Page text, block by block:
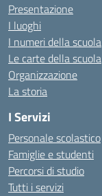
Presentazione
I luoghi
I numeri della scuola
Le carte della scuola
Organizzazione
La storia
I Servizi
Personale scolastico
Famiglie e studenti
Percorsi di studio
Tutti i servizi